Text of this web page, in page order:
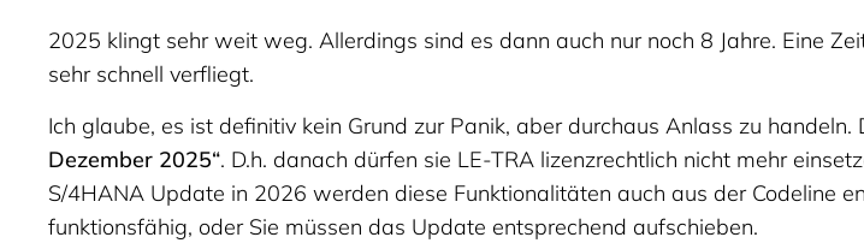
2025 klingt sehr weit weg. Allerdings sind es dann auch nur noch 8 Jahre. Eine
sehr schnell verfliegt.
Ich glaube, es ist definitiv kein Grund zur Panik, aber durchaus Anlass zu handeln.
Dezember 2025“. D.h. danach dürfen sie LE-TRA lizenzrechtlich nicht mehr
S/4HANA Update in 2026 werden diese Funktionalitäten auch aus der Codeline
funktionsfähig, oder Sie müssen das Update entsprechend aufschieben.